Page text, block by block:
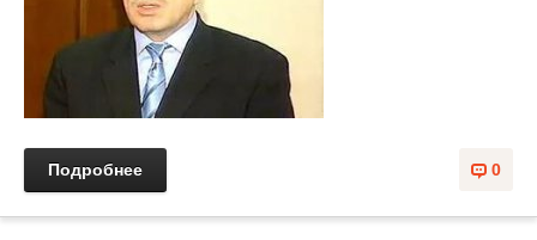
0
Подробнее